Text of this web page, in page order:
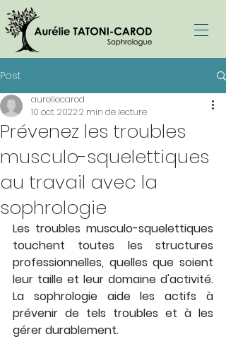
Post
Prévenez les troubles
musculo-squelettiques
au travail avec la
sophrologie
aureliecarod
10 oct. 20222 min de lecture
Les troubles musculo-squelettiques
touchent toutes les structures
professionnelles, quelles que soient
leur taille et leur domaine d'activité.
La sophrologie aide les actifs à
prévenir de tels troubles et à les
gérer durablement.